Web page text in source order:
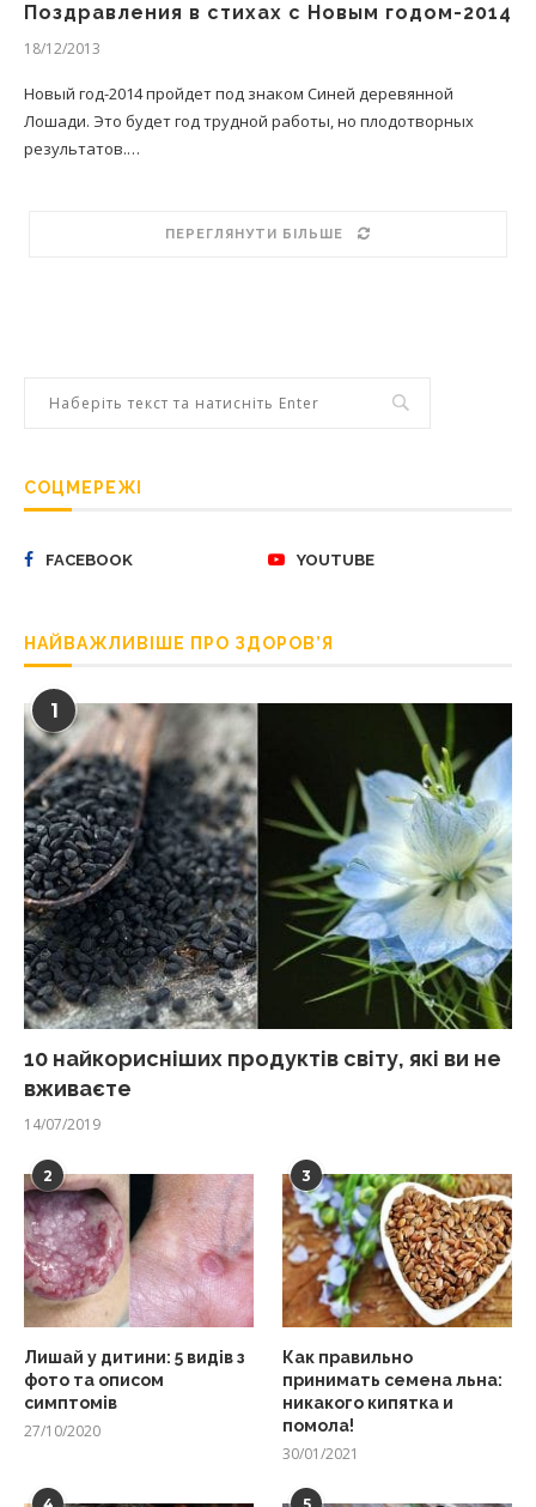
Поздравления в стихах с Новым годом-2014
18/12/2013
Новый год-2014 пройдет под знаком Синей деревянной
Лошади. Это будет год трудной работы, но плодотворных
результатов.…
ПЕРЕГЛЯНУТИ БІЛЬШЕ
СОЦМЕРЕЖІ
FACEBOOK YOUTUBE
НАЙВАЖЛИВІШЕ ПРО ЗДОРОВ’Я
1
10 найкорисніших продуктів світу, які ви не
вживаєте
14/07/2019
2
Лишай у дитини: 5 видів з
фото та описом
симптомів
27/10/2020
3
Как правильно
принимать семена льна:
никакого кипятка и
помола!
30/01/2021